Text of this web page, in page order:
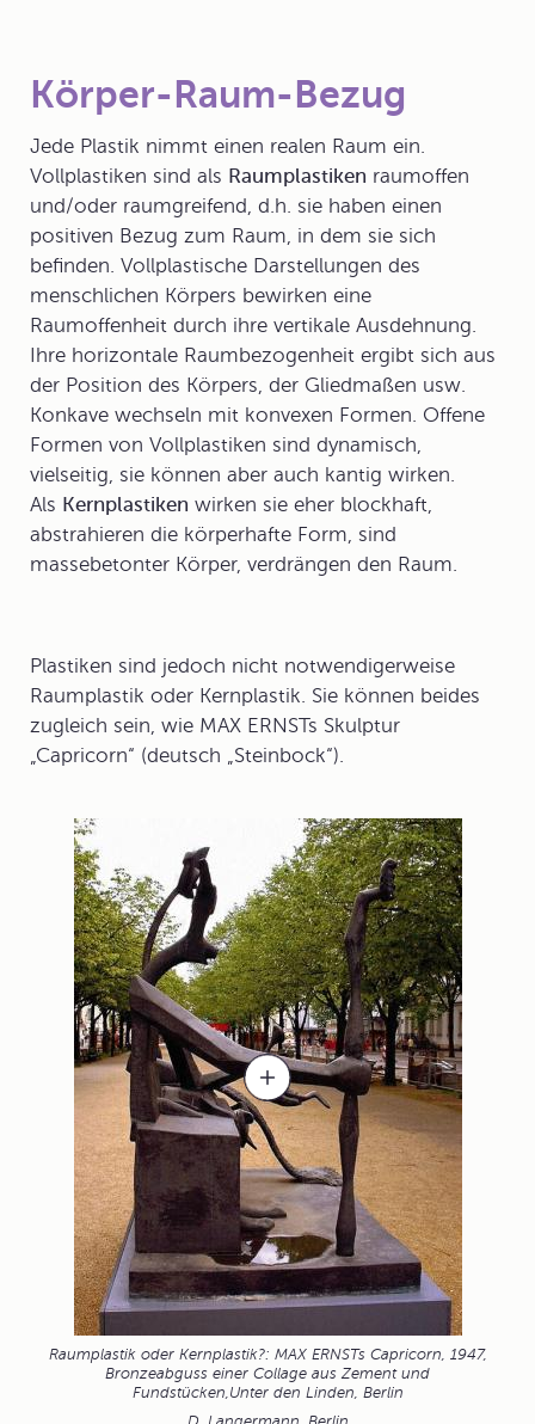
Körper-Raum-Bezug
Jede Plastik nimmt einen realen Raum ein.
Vollplastiken sind als Raumplastiken raumoffen
und/oder raumgreifend, d.h. sie haben einen
positiven Bezug zum Raum, in dem sie sich
befinden. Vollplastische Darstellungen des
menschlichen Körpers bewirken eine
Raumoffenheit durch ihre vertikale Ausdehnung.
Ihre horizontale Raumbezogenheit ergibt sich aus
der Position des Körpers, der Gliedmaßen usw.
Konkave wechseln mit konvexen Formen. Offene
Formen von Vollplastiken sind dynamisch,
vielseitig, sie können aber auch kantig wirken.
Als Kernplastiken wirken sie eher blockhaft,
abstrahieren die körperhafte Form, sind
massebetonter Körper, verdrängen den Raum.
Plastiken sind jedoch nicht notwendigerweise
Raumplastik oder Kernplastik. Sie können beides
zugleich sein, wie MAX ERNSTs Skulptur
„Capricorn“ (deutsch „Steinbock“).
Raumplastik oder Kernplastik?: MAX ERNSTs Capricorn, 1947,
Bronzeabguss einer Collage aus Zement und
Fundstücken,Unter den Linden, Berlin